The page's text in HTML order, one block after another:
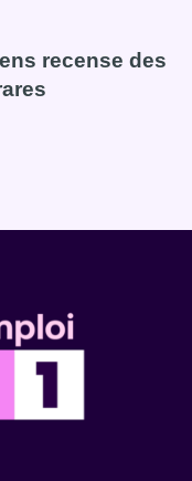
ouvre ses portes à
recense des
recense des